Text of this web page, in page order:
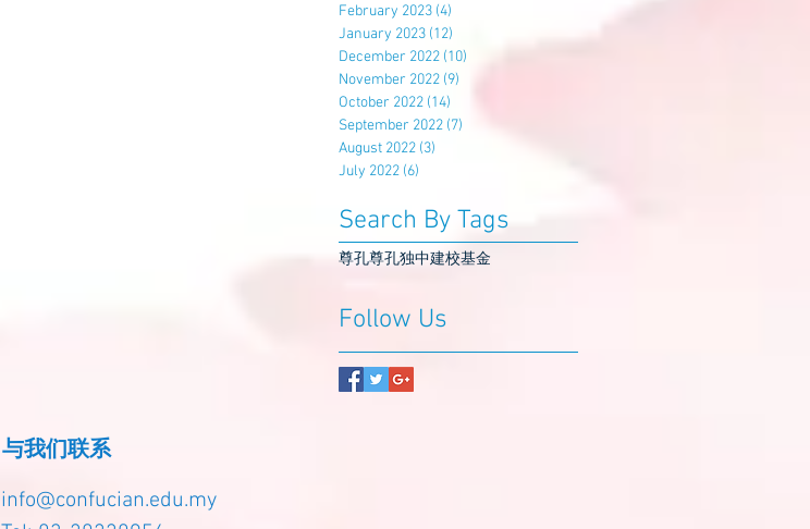
February 2023 (4)
January 2023 (12)
December 2022 (10)
November 2022 (9)
October 2022 (14)
September 2022 (7)
August 2022 (3)
July 2022 (6)
Search By Tags
尊孔尊孔独中建校基金
Follow Us
与我们联系
info@confucian.edu.my